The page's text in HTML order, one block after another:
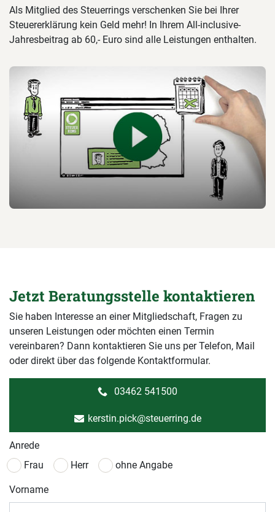
Als Mitglied des Steuerrings verschenken Sie bei Ihrer
Steuererklärung kein Geld mehr! In Ihrem All-inclusive-
Jahresbeitrag ab 60,- Euro sind alle Leistungen enthalten.
Jetzt Beratungsstelle kontaktieren
Sie haben Interesse an einer Mitgliedschaft, Fragen zu
unseren Leistungen oder möchten einen Termin
vereinbaren? Dann kontaktieren Sie uns per Telefon, Mail
oder direkt über das folgende Kontaktformular.
03462 541500
kerstin.pick@steuerring.de
Anrede
Frau
Herr ohne Angabe
Vorname